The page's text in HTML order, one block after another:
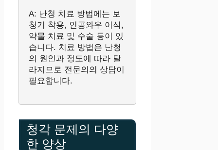
A: 난청 치료 방법에는 보
청기 착용, 인공와우 이식,
약물 치료 및 수술 등이 있
습니다. 치료 방법은 난청
의 원인과 정도에 따라 달
라지므로 전문의의 상담이
필요합니다.
청각 문제의 다양
한 양상